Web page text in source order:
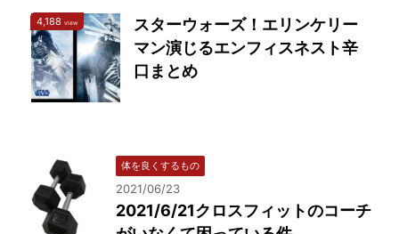
4,188 view
スターウォーズ！エリンケリー
マン演じるエンフィスネスト辛
口まとめ
体を良くするもの
2021/06/23
2021/6/21クロスフィットのコーチ